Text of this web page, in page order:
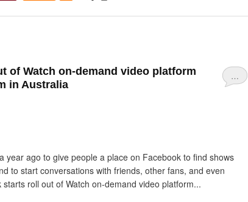
…
of Watch on-demand video platform
in Australia
year ago to give people a place on Facebook to find shows
to start conversations with friends, other fans, and even
roll out of Watch on-demand video platform...